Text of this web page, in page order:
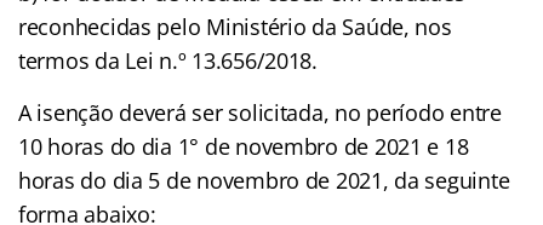
reconhecidas pelo Ministério da Saúde, nos
termos da Lei n.º 13.656/2018.
A isenção deverá ser solicitada, no período entre
10 horas do dia 1° de novembro de 2021 e 18
horas do dia 5 de novembro de 2021, da seguinte
forma abaixo: